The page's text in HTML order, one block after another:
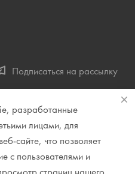
Подписаться на рассылку
д. 98, салон 27, ТЦ
разработанные
лицами, для
сайте, что позволяет
с пользователями и